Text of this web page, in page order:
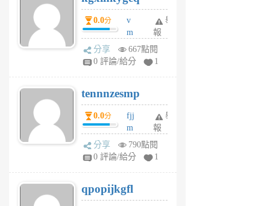
個
月
前
0.0分
v
m
sg
sr
6
個
月
前
舉
報
分享
667點閱
0 評論/給分
1
tennnzesmp
0.0分
fjj
m
w
rs
6
個
舉
報
分享
790點閱
0 評論/給分
1
qpopijkgfl